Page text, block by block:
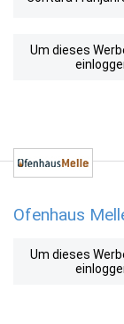
Um dieses
Ofenhaus
Um dieses